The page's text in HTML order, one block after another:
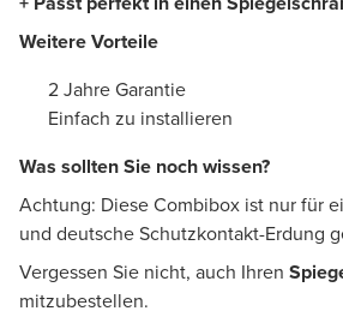
Weitere Vorteile
2 Jahre Garantie
Einfach zu installieren
Was sollten Sie noch wissen?
Achtung: Diese Combibox ist nur für
und deutsche Schutzkontakt-Erdung
Vergessen Sie nicht, auch Ihren
mitzubestellen.